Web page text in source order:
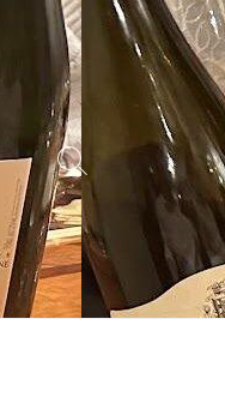
検
索
切
り
替
え